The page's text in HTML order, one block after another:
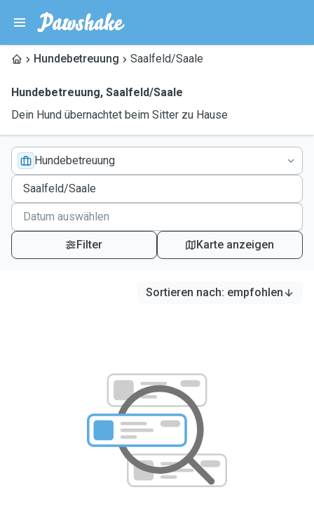
Hundebetreuung Saalfeld/Saale
Hundebetreuung, Saalfeld/Saale
Dein Hund übernachtet beim Sitter zu Hause
Hundebetreuung
Filter Karte anzeigen
Sortieren nach: empfohlen